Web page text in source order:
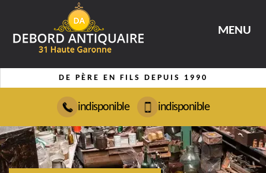
MENU
DE PÈRE EN FILS DEPUIS 1990
indisponible indisponible